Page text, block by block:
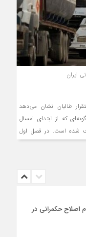
ایران
طالبان نشان می‌دهد
که از ابتدای امسال
شده است. در فصل اول
اصلاح حکمرانی در